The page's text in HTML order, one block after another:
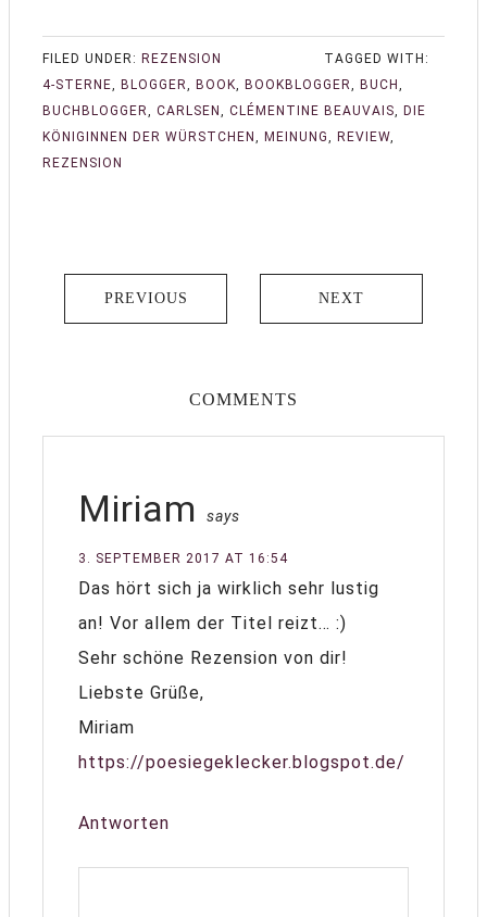
FILED UNDER: REZENSION
TAGGED WITH:
4-STERNE, BLOGGER, BOOK, BOOKBLOGGER, BUCH ,
BUCHBLOGGER, CARLSEN , CLÉMENTINE BEAUVAIS, DIE
KÖNIGINNEN DER WÜRSTCHEN , MEINUNG, REVIEW,
REZENSION
PREVIOUS NEXT
COMMENTS
Miriam says
3. SEPTEMBER 2017 AT 16:54
Das hört sich ja wirklich sehr lustig
an! Vor allem der Titel reizt… :)
Sehr schöne Rezension von dir!
Liebste Grüße,
Miriam
https://poesiegeklecker.blogspot.de/
Antworten